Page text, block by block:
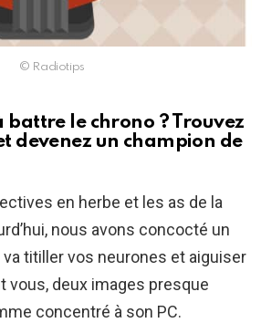
© Radiotips
battre le chrono ? Trouvez
devenez un champion de
en herbe et les as de la
nous avons concocté un
va titiller vos neurones et aiguiser
vous, deux images presque
concentré à son PC.